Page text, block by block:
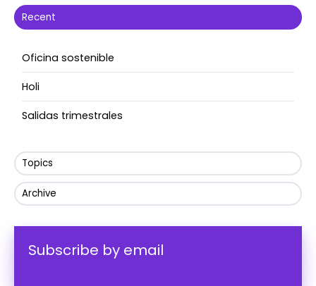
Recent
Oficina sostenible
Holi
Salidas trimestrales
Topics
Archive
Subscribe by email